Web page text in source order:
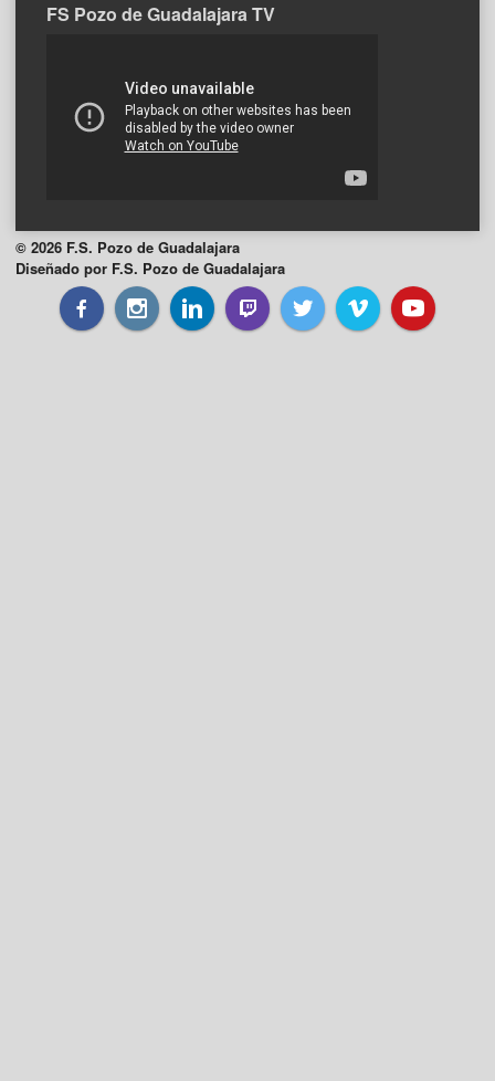
FS Pozo de Guadalajara TV
© 2026 F.S. Pozo de Guadalajara
Diseñado por F.S. Pozo de Guadalajara